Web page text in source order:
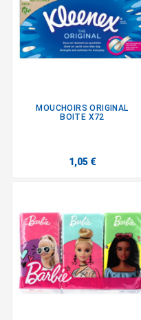
MOUCHOIRS ORIGINAL
BOITE X72
1,05 €